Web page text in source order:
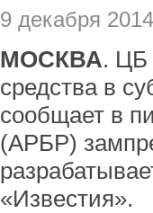
9 декабря
МОСКВА. ЦБ
средства в
сообщает в
(АРБР)
«Известия».